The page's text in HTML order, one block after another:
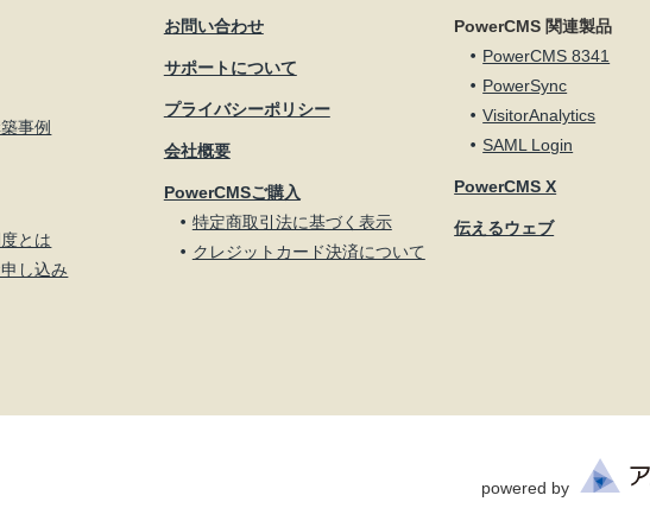
事例
とは
し込み
お問い合わせ
サポートについて
プライバシーポリシー
会社概要
PowerCMSご購入
特定商取引法に基づく表示
クレジットカード決済について
PowerCMS 関連製品
PowerCMS 8341
PowerSync
VisitorAnalytics
SAML Login
PowerCMS X
伝えるウェブ
powered by